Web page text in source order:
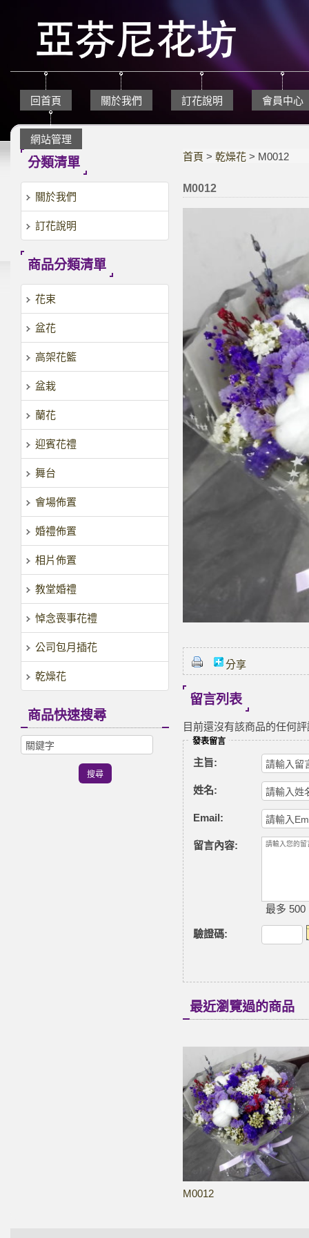
回首頁 關於我們 訂花說明 會員中心
網站管理
分類清單
關於我們
訂花說明
商品分類清單
花束
盆花
高架花籃
盆栽
蘭花
迎賓花禮
舞台
會場佈置
婚禮佈置
相片佈置
教堂婚禮
悼念喪事花禮
公司包月插花
乾燥花
商品快速搜尋
首頁 >乾燥花 > M0012
M0012
分享
留言列表
目前還沒有該商品的任何
發表留言
主旨:
姓名:
Email:
留言內容:
最多 500
驗證碼:
最近瀏覽過的商品
M0012